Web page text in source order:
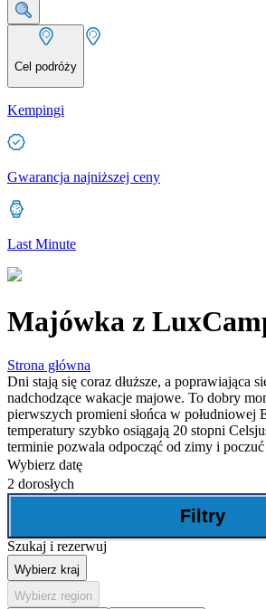
Cel podróży
Kempingi
Gwarancja najniższej ceny
Last Minute
Majówka z
Strona główna
Dni stają się coraz dłuższe, a poprawiająca
nadchodzące wakacje majowe. To dobry
pierwszych promieni słońca w południowej
temperatury szybko osiągają 20 stopni
terminie pozwala odpocząć od zimy i
Wybierz datę
2 dorosłych
Filtry
Szukaj i rezerwuj
Wybierz kraj
Wybierz region